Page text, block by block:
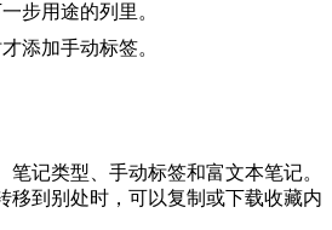
步用途的列里。
添加手动标签。
记类型、手动标签和富文本笔记。
移到别处时，可以复制或下载收藏内